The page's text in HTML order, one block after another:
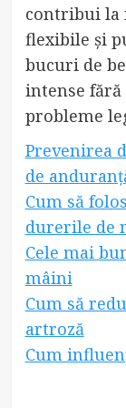
contribui la
flexibile și
bucuri de
intense
probleme
Prevenirea
de
Cum să
durerile de
Cele mai
mâini
Cum să
artroză
Cum